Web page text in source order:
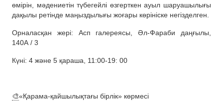
өмірін, мәдениетін түбегейлі өзгерткен ауыл шаруашылығы
дақылы ретінде маңыздылығы жоғары көрініске негізделген.
Орналасқан жері: Асп галереясы, Әл-Фараби даңғылы,
140А / 3
Күні: 4 және 5 қараша, 11:00-19: 00
🎨«Қарама-қайшылықтағы бірлік» көрмесі